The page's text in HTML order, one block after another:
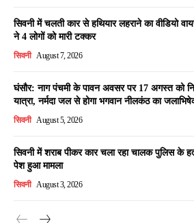
सिवनी में चलती कार से हथियार लहराने का वीडियो
ने 4 लोगों को मारी टक्कर
सिवनी August 7, 2026
घंसौर: नाग पंचमी के पावन अवसर पर 17 अगस्त को
यात्रा, नर्मदा जल से होगा भगवान नीलकंठ का
सिवनी August 5, 2026
सिवनी में शराब पीकर कार चला रहा चालक पुलिस के
पेश हुआ मामला
सिवनी August 3, 2026